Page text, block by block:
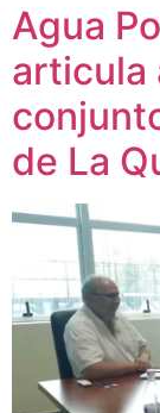
Agua
articula
de La